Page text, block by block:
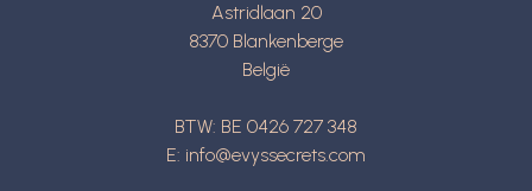
Astridlaan 20
8370 Blankenberge
België
BTW: BE 0426 727 348
E: info@evyssecrets.com